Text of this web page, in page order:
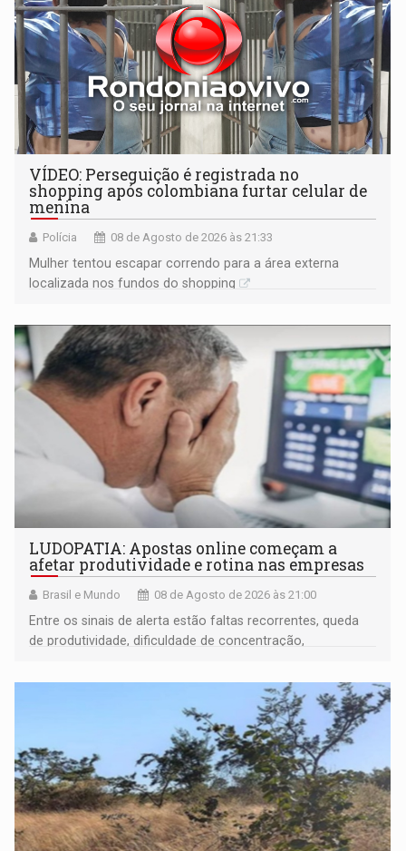
VÍDEO: Perseguição é registrada no
shopping após colombiana furtar celular de
menina
Polícia 08 de Agosto de 2026 às 21:33
Mulher tentou escapar correndo para a área externa
localizada nos fundos do shopping
LUDOPATIA: Apostas online começam a
afetar produtividade e rotina nas empresas
Brasil e Mundo 08 de Agosto de 2026 às 21:00
Entre os sinais de alerta estão faltas recorrentes, queda
de produtividade, dificuldade de concentração,